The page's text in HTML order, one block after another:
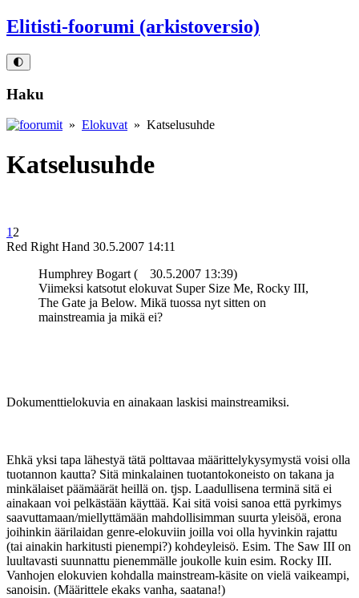
Elitisti-foorumi (arkistoversio)
🌓
Haku
» Elokuvat » Katselusuhde
Katselusuhde
1 2
Red Right Hand 30.5.2007 14:11
Humphrey Bogart (
30.5.2007 13:39)
Viimeksi katsotut elokuvat Super Size Me, Rocky III,
The Gate ja Below. Mikä tuossa nyt sitten on
mainstreamia ja mikä ei?
Dokumenttielokuvia en ainakaan laskisi mainstreamiksi.
Ehkä yksi tapa lähestyä tätä polttavaa määrittelykysymystä voisi olla
tuotannon kautta? Sitä minkalainen tuotantokoneisto on takana ja
minkälaiset päämäärät heillä on. tjsp. Laadullisena terminä sitä ei
ainakaan voi pelkästään käyttää. Kai sitä voisi sanoa että pyrkimys
saavuttamaan/miellyttämään mahdollisimman suurta yleisöä, erona
joihinkin äärilaidan genre-elokuviin joilla voi olla hyvinkin rajattu
(tai ainakin harkitusti pienempi?) kohdeyleisö. Esim. The Saw III on
luultavasti suunnattu pienemmälle joukolle kuin esim. Rocky III.
Vanhojen elokuvien kohdalla mainstream-käsite on vielä vaikeampi,
sanoisin. (Määrittele ekaks vanha, saatana!)